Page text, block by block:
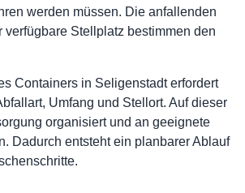
werden müssen. Die anfallenden
verfügbare Stellplatz bestimmen den
Containers in Seligenstadt erfordert
Umfang und Stellort. Auf dieser
organisiert und an geeignete
Dadurch entsteht ein planbarer Ablauf